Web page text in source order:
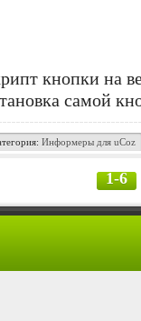
кнопки на
самой
Информеры для uCoz
1-6